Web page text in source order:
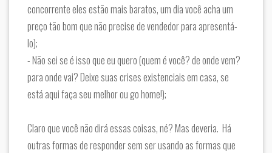
concorrente eles estão mais baratos, um dia você acha um
preço tão bom que não precise de vendedor para apresentá-
lo);
- Não sei se é isso que eu quero (quem é você? de onde vem?
para onde vai? Deixe suas crises existenciais em casa, se
está aqui faça seu melhor ou go home!);
Claro que você não dirá essas coisas, né? Mas deveria. Há
outras formas de responder sem ser usando as formas que